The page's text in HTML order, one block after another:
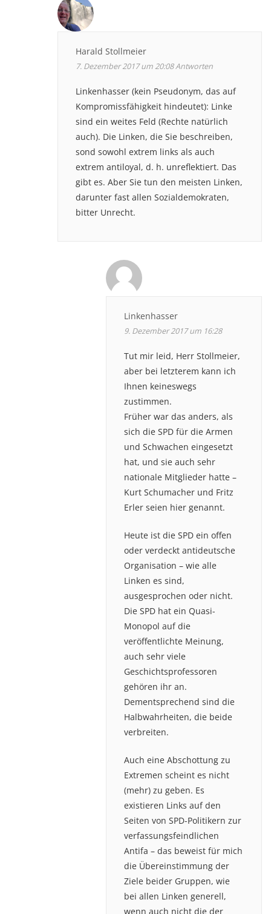
Harald Stollmeier
7. Dezember 2017 um 20:08Antworten
Linkenhasser (kein Pseudonym, das auf
Kompromissfähigkeit hindeutet): Linke
sind ein weites Feld (Rechte natürlich
auch). Die Linken, die Sie beschreiben,
sond sowohl extrem links als auch
extrem antiloyal, d. h. unreflektiert. Das
gibt es. Aber Sie tun den meisten Linken,
darunter fast allen Sozialdemokraten,
bitter Unrecht.
Linkenhasser
9. Dezember 2017 um 16:28
Tut mir leid, Herr Stollmeier,
aber bei letzterem kann ich
Ihnen keineswegs
zustimmen.
Früher war das anders, als
sich die SPD für die Armen
und Schwachen eingesetzt
hat, und sie auch sehr
nationale Mitglieder hatte –
Kurt Schumacher und Fritz
Erler seien hier genannt.
Heute ist die SPD ein offen
oder verdeckt antideutsche
Organisation – wie alle
Linken es sind,
ausgesprochen oder nicht.
Die SPD hat ein Quasi-
Monopol auf die
veröffentlichte Meinung,
auch sehr viele
Geschichtsprofessoren
gehören ihr an.
Dementsprechend sind die
Halbwahrheiten, die beide
verbreiten.
Auch eine Abschottung zu
Extremen scheint es nicht
(mehr) zu geben. Es
existieren Links auf den
Seiten von SPD-Politikern zur
verfassungsfeindlichen
Antifa – das beweist für mich
die Übereinstimmung der
Ziele beider Gruppen, wie
bei allen Linken generell,
wenn auch nicht die der